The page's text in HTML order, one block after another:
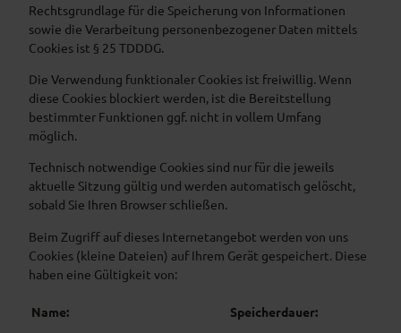
Rechtsgrundlage für die Speicherung von Informationen
sowie die Verarbeitung personenbezogener Daten mittels
Cookies ist § 25 TDDDG.
Die Verwendung funktionaler Cookies ist freiwillig. Wenn
diese Cookies blockiert werden, ist die Bereitstellung
bestimmter Funktionen ggf. nicht in vollem Umfang
möglich.
Technisch notwendige Cookies sind nur für die jeweils
aktuelle Sitzung gültig und werden automatisch gelöscht,
sobald Sie Ihren Browser schließen.
Beim Zugriff auf dieses Internetangebot werden von uns
Cookies (kleine Dateien) auf Ihrem Gerät gespeichert. Diese
haben eine Gültigkeit von:
Name: Speicherdauer: